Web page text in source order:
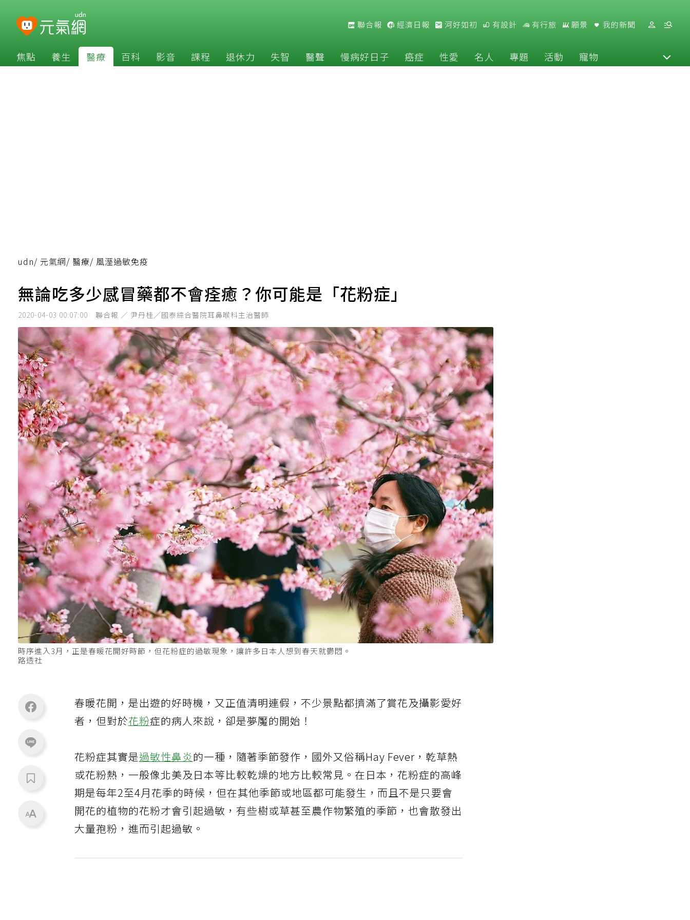
聯合報 經濟日報 河好如初 有設計 有行旅 願景 我的新聞
焦點 養生 醫療 百科 影音 課程 退休力 失智 醫聲 慢病好日子 癌症 性愛 名人 專題 活動 寵物
udn/ 元氣網/ 醫療/ 風溼過敏免疫
無論吃多少感冒藥都不會痊癒？你可能是「花粉症」
2020-04-03 00:07:00 聯合報 ／ 尹丹桂╱國泰綜合醫院耳鼻喉科主治醫師
時序進入3月，正是春暖花開好時節，但花粉症的過敏現象，讓許多日本人想到春天就鬱悶。
路透社
春暖花開，是出遊的好時機，又正值清明連假，不少景點都擠滿了賞花及攝影愛好
者，但對於花粉症的病人來說，卻是夢魘的開始！
花粉症其實是過敏性鼻炎的一種，隨著季節發作，國外又俗稱Hay Fever，乾草熱
或花粉熱，一般像北美及日本等比較乾燥的地方比較常見。在日本，花粉症的高峰
期是每年2至4月花季的時候，但在其他季節或地區都可能發生，而且不是只要會
開花的植物的花粉才會引起過敏，有些樹或草甚至農作物繁殖的季節，也會散發出
大量孢粉，進而引起過敏。